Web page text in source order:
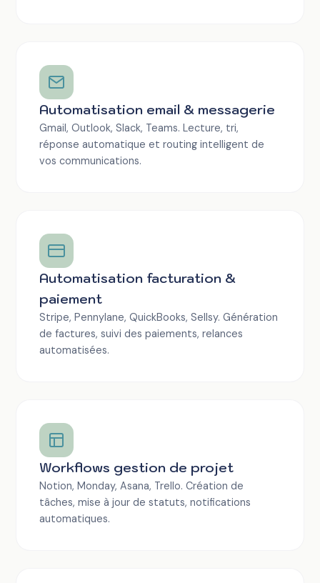
Automatisation email & messagerie
Gmail, Outlook, Slack, Teams. Lecture, tri,
réponse automatique et routing intelligent de
vos communications.
Automatisation facturation &
paiement
Stripe, Pennylane, QuickBooks, Sellsy. Génération
de factures, suivi des paiements, relances
automatisées.
Workflows gestion de projet
Notion, Monday, Asana, Trello. Création de
tâches, mise à jour de statuts, notifications
automatiques.